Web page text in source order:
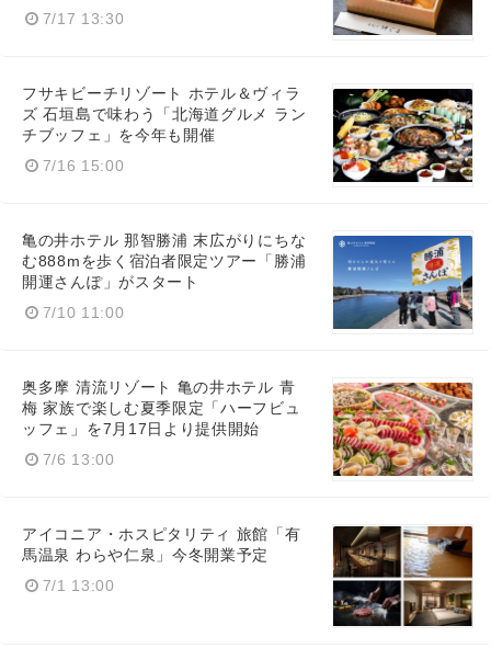
7/17 13:30
フサキビーチリゾート ホテル＆ヴィラ
ズ 石垣島で味わう「北海道グルメ ラン
チブッフェ」を今年も開催
7/16 15:00
亀の井ホテル 那智勝浦 末広がりにちな
む888mを歩く宿泊者限定ツアー「勝浦
開運さんぽ」がスタート
7/10 11:00
奥多摩 清流リゾート 亀の井ホテル 青
梅 家族で楽しむ夏季限定「ハーフビュ
ッフェ」を7月17日より提供開始
7/6 13:00
アイコニア・ホスピタリティ 旅館「有
馬温泉 わらや仁泉」今冬開業予定
7/1 13:00